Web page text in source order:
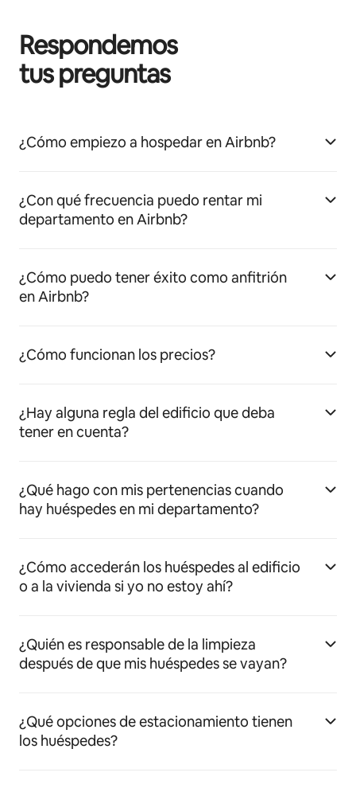
Respondemos
tus preguntas
¿Cómo empiezo a hospedar en Airbnb?
¿Con qué frecuencia puedo rentar mi
departamento en Airbnb?
¿Cómo puedo tener éxito como anfitrión
en Airbnb?
¿Cómo funcionan los precios?
¿Hay alguna regla del edificio que deba
tener en cuenta?
¿Qué hago con mis pertenencias cuando
hay huéspedes en mi departamento?
¿Cómo accederán los huéspedes al edificio
o a la vivienda si yo no estoy ahí?
¿Quién es responsable de la limpieza
después de que mis huéspedes se vayan?
¿Qué opciones de estacionamiento tienen
los huéspedes?